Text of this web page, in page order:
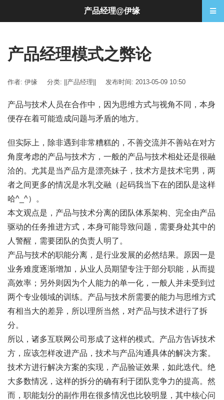
产品经理模式之弊论
作者: 伊缘 分类: ||产品经理|| 发布时间: 2013-05-09 10:50
产品与技术人员在合作中，因为思维方式与视角不同，本身
便存在着可能造成问题与矛盾的地方。
但实际上，除非遇到非常糟糕的，不善交流并不善站在对方
角度考虑的产品与技术方，一般的产品与技术相处还是很融
洽的。尤其是当产品方是漂亮妹子，技术方是技术宅男，两
者之间更多的情况是水乳交融（起码我当下在的团队是这样
哈^_^）。
本文观点是，产品与技术分离的团队体系架构、完全由产品
驱动的任务推进方式，本身可能导致问题，需要身处其中的
人警醒，需要团队的负责人明了。
产品与技术的职能分离，是行业发展的必然结果。原因一是
业务难度逐渐增加，从业人员期望专注于部分职能，从而提
高效率；另外则因为个人能力的单一化，一般人并未受到过
两个专业领域的训练。产品与技术所需要的能力与思维方式
有相当大的差异，所以理所当然，对产品与技术进行了拆
分。
所以，诸多互联网公司形成了这样的模式。产品方告诉技术
方，应该怎样改进产品，技术与产品沟通具体的解决方案。
技术方进行解决方案的实现，产品验证效果，如此迭代。绝
大多数情况，这样的拆分的确有利于团队竞争力的提高。然
而，职能划分的副作用在很多情况也比较明显，其中核心问
产品经理@伊缘